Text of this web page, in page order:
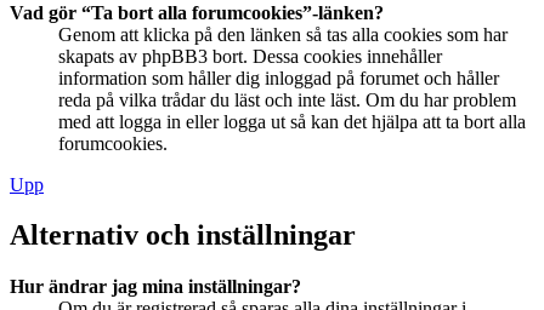
Vad gör “Ta bort alla forumcookies”-länken?
Genom att klicka på den länken så tas alla cookies som har
skapats av phpBB3 bort. Dessa cookies innehåller
information som håller dig inloggad på forumet och håller
reda på vilka trådar du läst och inte läst. Om du har problem
med att logga in eller logga ut så kan det hjälpa att ta bort alla
forumcookies.
Upp
Alternativ och inställningar
Hur ändrar jag mina inställningar?